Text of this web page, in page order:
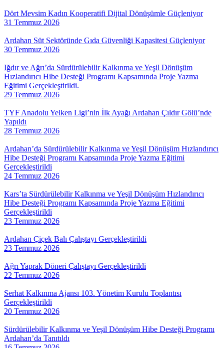
Dört Mevsim Kadın Kooperatifi Dijital Dönüşümle Güçleniyor
31 Temmuz 2026
Ardahan Süt Sektöründe Gıda Güvenliği Kapasitesi Güçleniyor
30 Temmuz 2026
Iğdır ve Ağrı’da Sürdürülebilir Kalkınma ve Yeşil Dönüşüm
Hızlandırıcı Hibe Desteği Programı Kapsamında Proje Yazma
Eğitimi Gerçekleştirildi.
29 Temmuz 2026
TYF Anadolu Yelken Ligi’nin İlk Ayağı Ardahan Çıldır Gölü’nde
Yapıldı
28 Temmuz 2026
Ardahan’da Sürdürülebilir Kalkınma ve Yeşil Dönüşüm Hızlandırıcı
Hibe Desteği Programı Kapsamında Proje Yazma Eğitimi
Gerçekleştirildi
24 Temmuz 2026
Kars’ta Sürdürülebilir Kalkınma ve Yeşil Dönüşüm Hızlandırıcı
Hibe Desteği Programı Kapsamında Proje Yazma Eğitimi
Gerçekleştirildi
23 Temmuz 2026
Ardahan Çiçek Balı Çalıştayı Gerçekleştirildi
23 Temmuz 2026
Ağrı Yaprak Döneri Çalıştayı Gerçekleştirildi
22 Temmuz 2026
Serhat Kalkınma Ajansı 103. Yönetim Kurulu Toplantısı
Gerçekleştirildi
20 Temmuz 2026
Sürdürülebilir Kalkınma ve Yeşil Dönüşüm Hibe Desteği Programı
Ardahan’da Tanıtıldı